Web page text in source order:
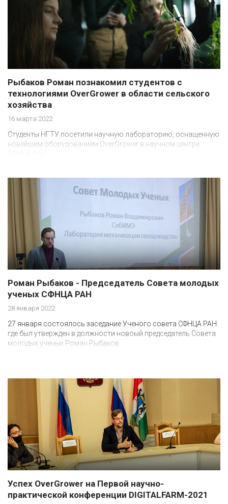
Рыбаков Роман познакомил студентов с
технологиями OverGrower в области сельского
хозяйства
16 марта 2022
Студенты НГТУ посетили научную лабораторию, оснащенную
новейшим оборудованием OverGrower в научном центре
Роман Рыбаков - Председатель Совета молодых
ученых СФНЦА РАН
28 января 2022
27 января состоялось заседание Ученого совета СФНЦА РАН
где был утвержден в должности новоый председатель Совета
молодых ученых Роман Рыбаков
Успех OverGrower на Первой научно-
практической конференции DIGITALFARM-2021